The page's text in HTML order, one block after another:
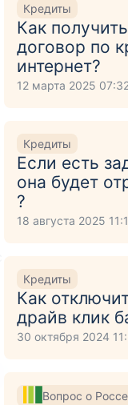
Кредиты
Как
договор по
интернет?
12 марта 2025
Кредиты
Если есть
она будет
?
18 августа 2025
Кредиты
Как
драйв клик
30 октября 2024
Вопрос о